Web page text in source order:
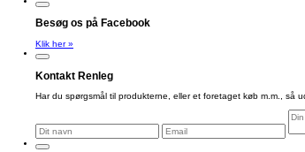
Besøg os på Facebook
Klik her »
Kontakt Renleg
Har du spørgsmål til produkterne, eller et foretaget køb m.m., så